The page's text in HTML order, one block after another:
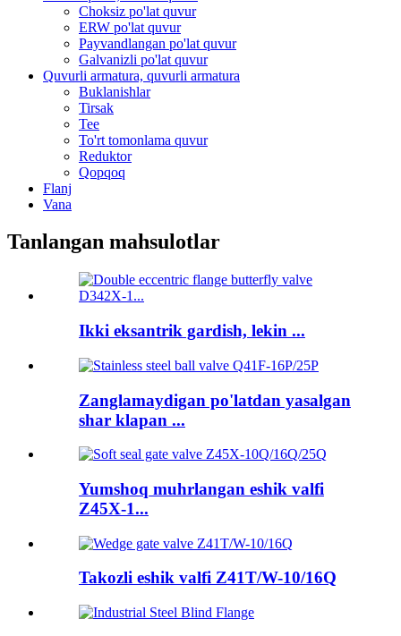
Choksiz po'lat quvur
ERW po'lat quvur
Payvandlangan po'lat quvur
Galvanizli po'lat quvur
Quvurli armatura, quvurli armatura
Buklanishlar
Tirsak
Tee
To'rt tomonlama quvur
Reduktor
Qopqoq
Flanj
Vana
Tanlangan mahsulotlar
Ikki eksantrik gardish, lekin ...
Zanglamaydigan po'latdan yasalgan
shar klapan ...
Yumshoq muhrlangan eshik valfi
Z45X-1...
Takozli eshik valfi Z41T/W-10/16Q